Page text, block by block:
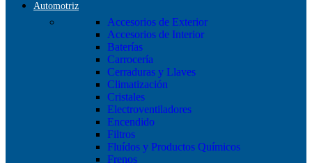
Automotriz
Accesorios de Exterior
Accesorios de Interior
Baterías
Carrocería
Cerraduras y Llaves
Climatización
Cristales
Electroventiladores
Encendido
Filtros
Fluídos y Productos Químicos
Frenos